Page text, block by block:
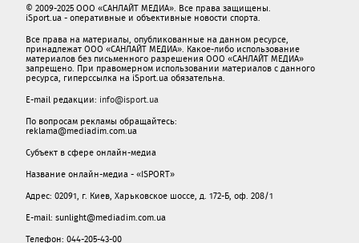
© 2009-2025 ООО «САНЛАЙТ МЕДИА». Все права защищены.
iSport.ua - оперативные и объективные новости спорта.
Все права на материалы, опубликованные на данном ресурсе,
принадлежат ООО «САНЛАЙТ МЕДИА». Какое-либо использование
материалов без письменного разрешения ООО «САНЛАЙТ МЕДИА»
запрещено. При правомерном использовании материалов с данного
ресурса, гиперссылка на iSport.ua обязательна.
E-mail редакции: info@isport.ua
По вопросам рекламы обращайтесь:
reklama@mediadim.com.ua
Субъект в сфере онлайн-медиа
Название онлайн-медиа - «ISPORT»
Адрес: 02091, г. Киев, Харьковское шоссе, д. 172-Б, оф. 208/1
E-mail: sunlight@mediadim.com.ua
Телефон: 044-205-43-00